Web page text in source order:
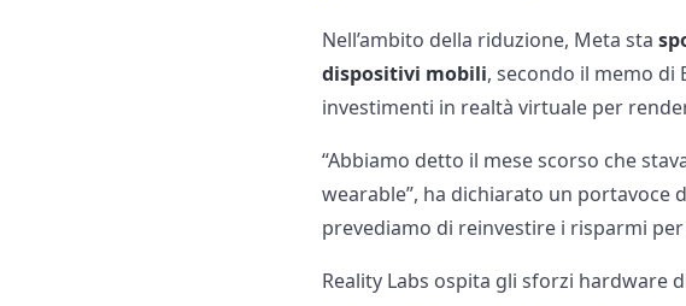
Nell’ambito della riduzione, Meta sta
dispositivi mobili, secondo il memo di
investimenti in realtà virtuale per
“Abbiamo detto il mese scorso che
wearable”, ha dichiarato un portavoce
prevediamo di reinvestire i risparmi
Reality Labs ospita gli sforzi hardware